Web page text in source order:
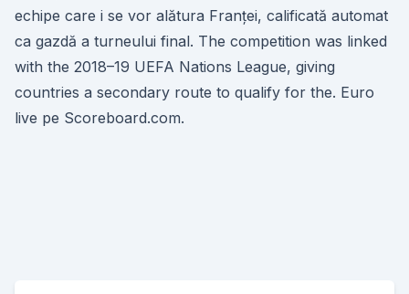
echipe care i se vor alătura Franței, calificată automat
ca gazdă a turneului final. The competition was linked
with the 2018–19 UEFA Nations League, giving
countries a secondary route to qualify for the. Euro
live pe Scoreboard.com.